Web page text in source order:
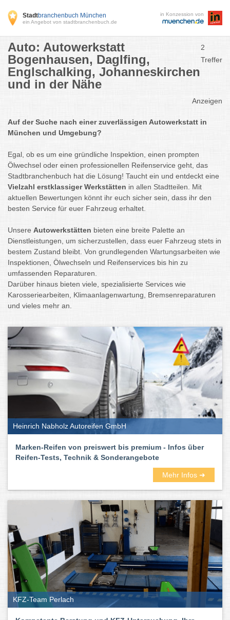
Stadtbranchenbuch München
ein Angebot von stadtbranchenbuch.de
in Konzession von
Auto: Autowerkstatt
Bogenhausen, Daglfing,
Englschalking, Johanneskirchen
und in der Nähe
2
Treffer
Anzeigen
Auf der Suche nach einer zuverlässigen Autowerkstatt in
München und Umgebung?
Egal, ob es um eine gründliche Inspektion, einen prompten
Ölwechsel oder einen professionellen Reifenservice geht, das
Stadtbranchenbuch hat die Lösung! Taucht ein und entdeckt eine
Vielzahl erstklassiger Werkstätten in allen Stadtteilen. Mit
aktuellen Bewertungen könnt ihr euch sicher sein, dass ihr den
besten Service für euer Fahrzeug erhaltet.
Unsere Autowerkstätten bieten eine breite Palette an
Dienstleistungen, um sicherzustellen, dass euer Fahrzeug stets in
bestem Zustand bleibt. Von grundlegenden Wartungsarbeiten wie
Inspektionen, Ölwechseln und Reifenservices bis hin zu
umfassenden Reparaturen.
Darüber hinaus bieten viele, spezialisierte Services wie
Karosseriearbeiten, Klimaanlagenwartung, Bremsenreparaturen
und vieles mehr an.
Heinrich Nabholz Autoreifen GmbH
Marken-Reifen von preiswert bis premium - Infos über
Reifen-Tests, Technik & Sonderangebote
Mehr Infos ➜
KFZ-Team Perlach